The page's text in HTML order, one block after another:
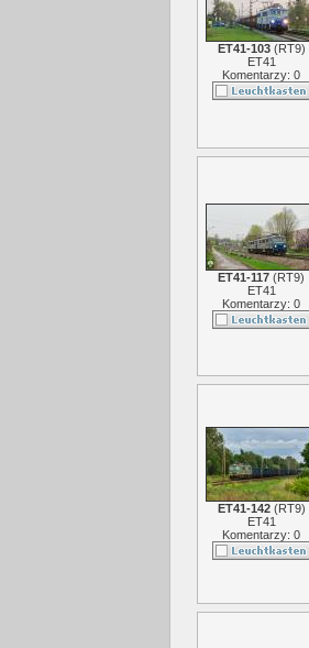
ET41-103(RT9)
ET41
Komentarzy: 0
ET41-117 (RT9)
ET41
Komentarzy: 0
ET41-142(RT9)
ET41
Komentarzy: 0